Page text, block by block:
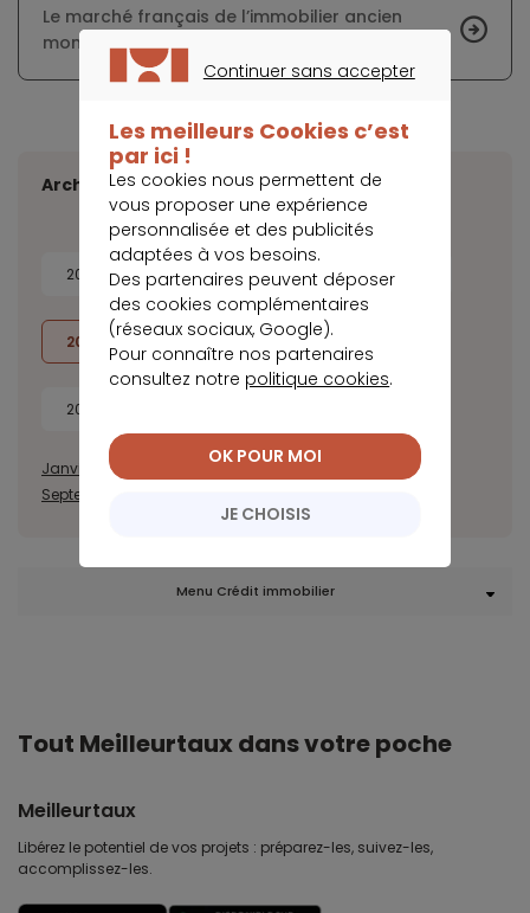
Le marché français de l’immobilier ancien
montre des signes de repli
Archives
2026 2025 2024 2023
2022 2021 2020
2018
Janvier Février Avril Mai Juin
Août
Septembre
Menu Crédit immobilier
Tout Meilleurtaux dans votre poche
Meilleurtaux
Libérez le potentiel de vos projets : préparez-les, suivez-les,
accomplissez-les.
Continuer sans accepter
Les meilleurs Cookies c’est
par ici !
Les cookies nous permettent de
vous proposer une expérience
personnalisée et des publicités
adaptées à vos besoins.
Des partenaires peuvent déposer
des cookies complémentaires
(réseaux sociaux, Google).
Pour connaître nos partenaires
consultez notre politique cookies.
JE CHOISIS
OK POUR MOI